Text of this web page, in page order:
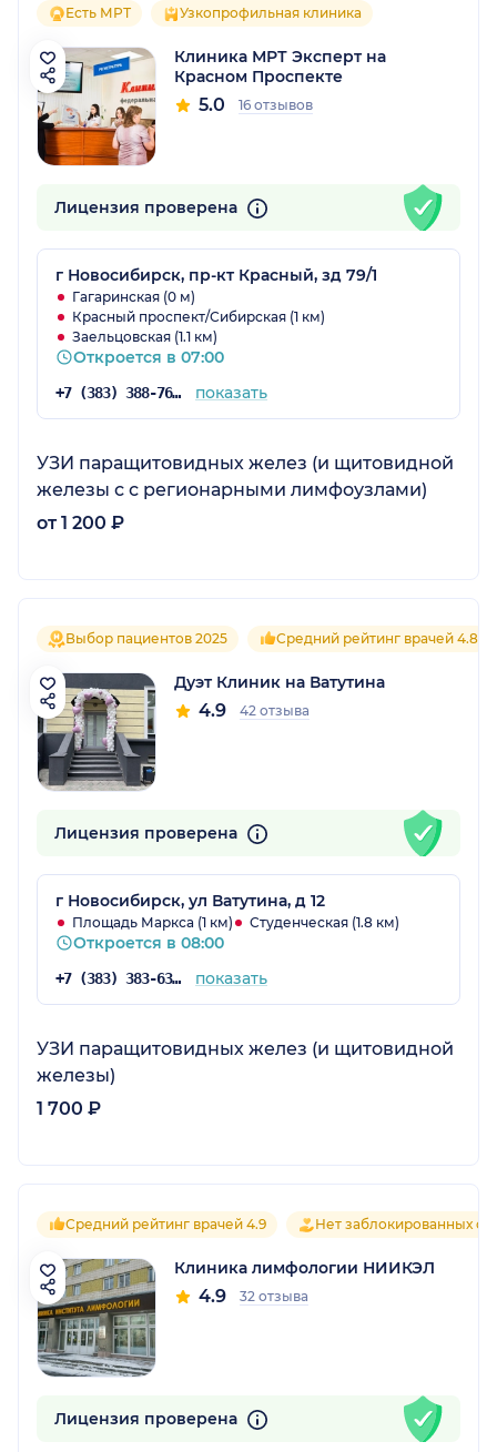
Есть МРТ Узкопрофильная клиника
Клиника МРТ Эксперт на
Красном Проспекте
5.0 16 отзывов
Лицензия проверена
г Новосибирск, пр-кт Красный, зд 79/1
Гагаринская (0 м)
Красный проспект/Сибирская (1 км)
Заельцовская (1.1 км)
Откроется в 07:00
+7 (383) 388-76-63 показать
УЗИ паращитовидных желез (и щитовидной
железы с с регионарными лимфоузлами)
от 1 200 ₽
Выбор пациентов 2025 Средний рейтинг врачей 4.8
Дуэт Клиник на Ватутина
4.9 42 отзыва
Лицензия проверена
г Новосибирск, ул Ватутина, д 12
Площадь Маркса (1 км) Студенческая (1.8 км)
Откроется в 08:00
+7 (383) 383-63-48 показать
УЗИ паращитовидных желез (и щитовидной
железы)
1 700 ₽
Средний рейтинг врачей 4.9 Нет заблокированных
Клиника лимфологии НИИКЭЛ
4.9 32 отзыва
Лицензия проверена